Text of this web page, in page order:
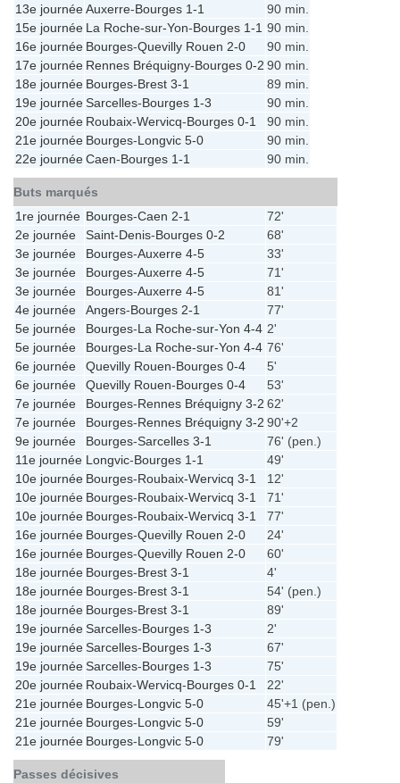
13e journéeAuxerre-Bourges 1-1
90 min.
15e journée La Roche-sur-Yon-Bourges 1-1 90 min.
16e journée Bourges-Quevilly Rouen 2-0
90 min.
17e journée Rennes Bréquigny-Bourges 0-2 90 min.
18e journée Bourges-Brest 3-1
89 min.
19e journéeSarcelles-Bourges 1-3
90 min.
20e journée Roubaix-Wervicq-Bourges 0-1
90 min.
21e journée Bourges-Longvic 5-0
90 min.
22e journéeCaen-Bourges 1-1 90 min.
Buts marqués
1re journée Bourges-Caen 2-1
72'
2e journée
Saint-Denis-Bourges 0-2
68'
3e journée
Bourges-Auxerre 4-5
33'
3e journée
Bourges-Auxerre 4-5
71'
3e journée
Bourges-Auxerre 4-5
81'
4e journée
Angers-Bourges 2-1
77'
5e journée
Bourges-La Roche-sur-Yon 4-4 2'
5e journée
Bourges-La Roche-sur-Yon 4-4 76'
6e journée
Quevilly Rouen-Bourges 0-4
5'
6e journée
Quevilly Rouen-Bourges 0-4
53'
7e journée
Bourges-Rennes Bréquigny 3-2 62'
7e journée
Bourges-Rennes Bréquigny 3-2 90'+2
9e journée
Bourges-Sarcelles 3-1
76' (pen.)
11e journée Longvic-Bourges 1-1
49'
10e journée Bourges-Roubaix-Wervicq 3-1
12'
10e journée Bourges-Roubaix-Wervicq 3-1
71'
10e journée Bourges-Roubaix-Wervicq 3-1
77'
16e journée Bourges-Quevilly Rouen 2-0
24'
16e journée Bourges-Quevilly Rouen 2-0
60'
18e journée Bourges-Brest 3-1
4'
18e journée Bourges-Brest 3-1
54' (pen.)
18e journée Bourges-Brest 3-1
89'
19e journéeSarcelles-Bourges 1-3
2'
19e journéeSarcelles-Bourges 1-3
67'
19e journéeSarcelles-Bourges 1-3
75'
20e journée Roubaix-Wervicq-Bourges 0-1
22'
21e journée Bourges-Longvic 5-0
45'+1 (pen.)
21e journée Bourges-Longvic 5-0
59'
21e journée Bourges-Longvic 5-0 79'
Passes décisives